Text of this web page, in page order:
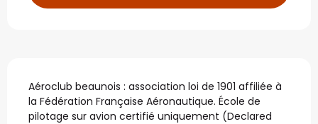
Description
Aéroclub beaunois : association loi de 1901 affiliée à
la Fédération Française Aéronautique. École de
pilotage sur avion certifié uniquement (Declared